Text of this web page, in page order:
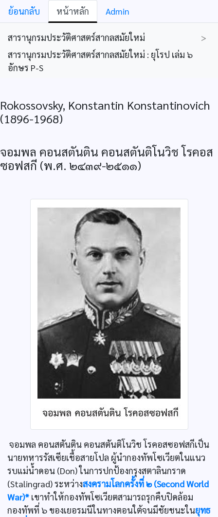
ย้อนกลับ หน้าหลัก Admin
สารานุกรมประวัติศาสตร์สากลสมัยใหม่
>
สารานุกรมประวัติศาสตร์สากลสมัยใหม่ : ยุโรป เล่ม ๖
อักษร P-S
Rokossovsky, Konstantin Konstantinovich
(1896-1968)
จอมพล คอนสตันติน คอนสตันติโนวิช โรคอส
ซอฟสกี (พ.ศ. ๒๔๓๙-๒๕๑๑)
จอมพล คอนสตันติน คอนสตันติโนวิช โรคอสซอฟสกีเป็น
นายทหารรัสเซียเชื้อสายโปล ผู้นำกองทัพโซเวียตในแนว
รบแม่นํ้าดอน (Don) ในการปกป้องกรุงสตาลินกราด
(Stalingrad) ระหว่างสงครามโลกครั้งที่ ๒ (Second World
War)* เขาทำให้กองทัพโซเวียตสามารถรุกคืบปิดล้อม
กองทัพที่ ๖ ของเยอรมนีในทางตอนใต้จนมีชัยชนะในยุทธ